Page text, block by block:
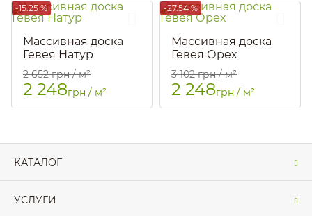
-15.25 %
Массивная доска
Гевея Натур
Артикул::
2 652 грн / м²
2 248грн / м²
-27.54 %
Массивная доска
Гевея Орех
Артикул::
3 102 грн / м²
2 248грн / м²
КАТАЛОГ
УСЛУГИ